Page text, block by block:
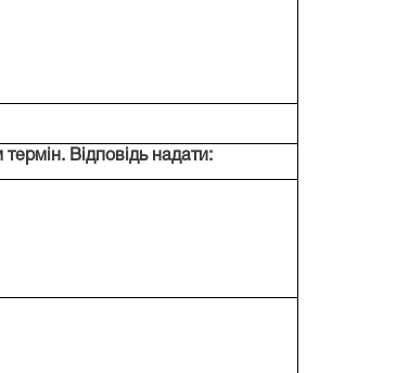
Відповідь надати: